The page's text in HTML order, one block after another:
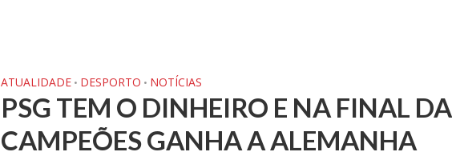
ATUALIDADE • DESPORTO • NOTÍCIAS
PSG TEM O DINHEIRO E NA FINAL
CAMPEÕES GANHA A ALEMANHA